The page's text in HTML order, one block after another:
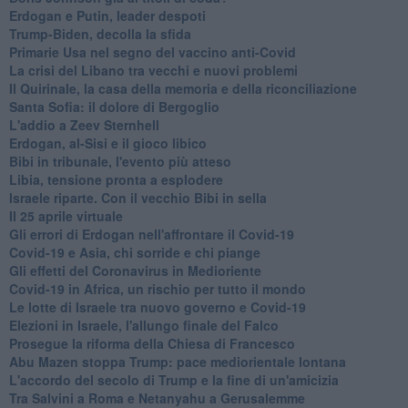
Erdogan e Putin, leader despoti
Trump-Biden, decolla la sfida
Primarie Usa nel segno del vaccino anti-Covid
La crisi del Libano tra vecchi e nuovi problemi
Il Quirinale, la casa della memoria e della riconciliazione
Santa Sofia: il dolore di Bergoglio
L'addio a ​Zeev Sternhell
Erdogan, al-Sisi e il gioco libico
Bibi in tribunale, l'evento più atteso
Libia, tensione pronta a esplodere
Israele riparte. Con il vecchio Bibi in sella
Il 25 aprile virtuale
Gli errori di Erdogan nell'affrontare il Covid-19
Covid-19 e Asia, chi sorride e chi piange
Gli effetti del Coronavirus in Medioriente
Covid-19 in Africa, un rischio per tutto il mondo
Le lotte di Israele tra nuovo governo e Covid-19
Elezioni in Israele, l'allungo finale del Falco
Prosegue la riforma della Chiesa di Francesco
Abu Mazen stoppa Trump: pace mediorientale lontana
L'accordo del secolo di Trump e la fine di un'amicizia
Tra Salvini a Roma e Netanyahu a Gerusalemme